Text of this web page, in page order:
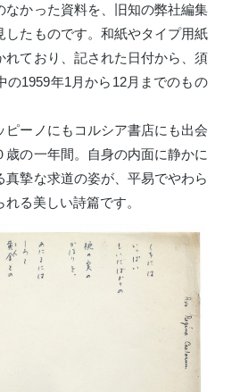
なかった資料を、旧知の弊社編集
したものです。和紙やタイプ用紙
れており、記された日付から、須
の1959年1月から12月までのもの
ピーノにもコルシア書店にも出会
歳の一年間。自身の内面に静かに
真摯な求道の姿が、平易でやわら
る美しい詩篇です。